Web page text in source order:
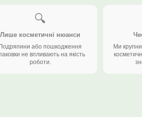
🔍
Лише косметичні нюанси
Подряпини або пошкодження
не впливають на якість
роботи.
Ми